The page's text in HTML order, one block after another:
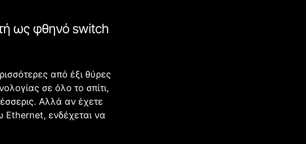
ως φθηνό switch
από έξι θύρες
σε όλο το σπίτι,
Αλλά αν έχετε
ενδέχεται να